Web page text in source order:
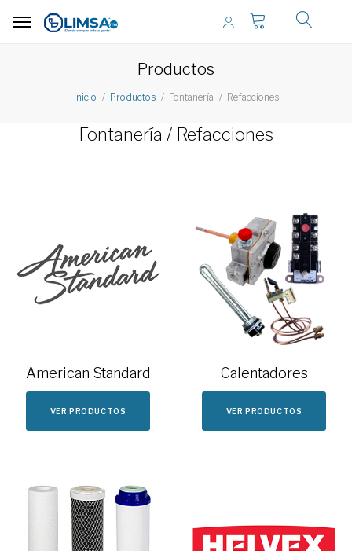
Productos
Inicio Productos Fontanería Refacciones
Fontanería / Refacciones
American Standard
VER PRODUCTOS
Calentadores
VER PRODUCTOS